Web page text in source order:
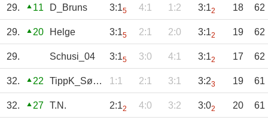
29. 11 D_Bruns 3:15 4:1 1:2 3:12 18 62
29. 20 Helge 3:15 2:1 2:0 3:12 19 62
29. Schusi_04 3:15 3:0 4:1 3:12 17 62
32. 22 TippK_Sørensen 1:1 2:1 3:1 3:23 19 61
32. 27 T.N. 2:12 4:0 3:2 3:02 20 61